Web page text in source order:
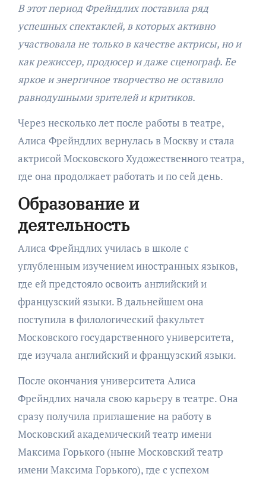
В этот период Фрейндлих поставила ряд
успешных спектаклей, в которых активно
участвовала не только в качестве актрисы, но и
как режиссер, продюсер и даже сценограф. Ее
яркое и энергичное творчество не оставило
равнодушными зрителей и критиков.
Через несколько лет после работы в театре,
Алиса Фрейндлих вернулась в Москву и стала
актрисой Московского Художественного театра,
где она продолжает работать и по сей день.
Образование и
деятельность
Алиса Фрейндлих училась в школе с
углубленным изучением иностранных языков,
где ей предстояло освоить английский и
французский языки. В дальнейшем она
поступила в филологический факультет
Московского государственного университета,
где изучала английский и французский языки.
После окончания университета Алиса
Фрейндлих начала свою карьеру в театре. Она
сразу получила приглашение на работу в
Московский академический театр имени
Максима Горького (ныне Московский театр
имени Максима Горького), где с успехом